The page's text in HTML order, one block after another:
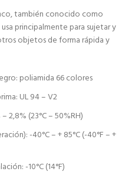
también conocido como
principalmente para sujetar y
objetos de forma rápida y
poliamida 66 colores
UL 94 – V2
2,8% (23°C – 50%RH)
-40°C – + 85°C (-40°F – +
-10°C (14°F)